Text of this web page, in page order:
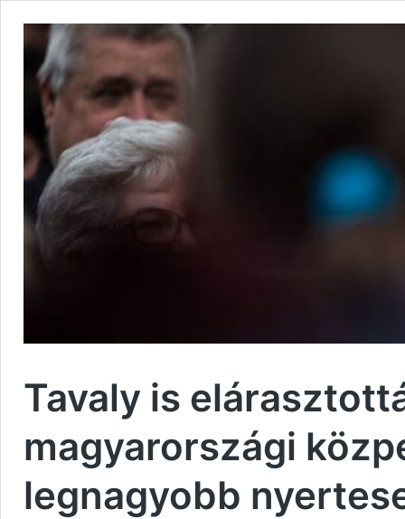
Tavaly is
magyarországi
legnagyobb